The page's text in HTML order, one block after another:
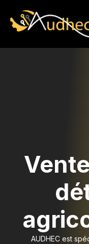
principal
AUDHEC est